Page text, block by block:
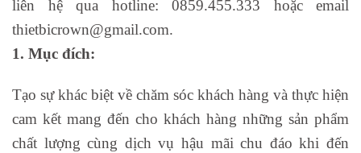
liên hệ qua hotline: 0859.455.333 hoặc email
thietbicrown@gmail.com.
1. Mục đích:
Tạo sự khác biệt về chăm sóc khách hàng và thực hiện
cam kết mang đến cho khách hàng những sản phẩm
chất lượng cùng dịch vụ hậu mãi chu đáo khi đến